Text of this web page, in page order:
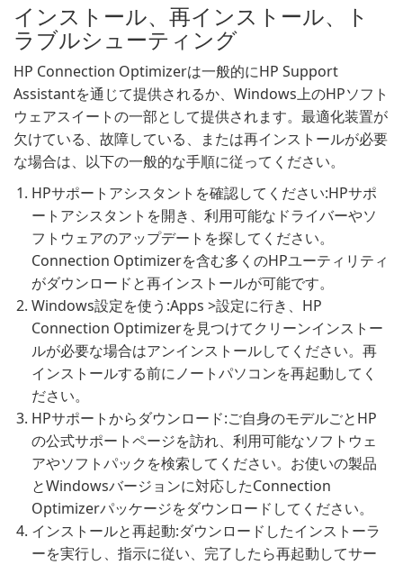
インストール、再インストール、ト
ラブルシューティング
HP Connection Optimizerは一般的にHP Support
Assistantを通じて提供されるか、Windows上のHPソフト
ウェアスイートの一部として提供されます。最適化装置が
欠けている、故障している、または再インストールが必要
な場合は、以下の一般的な手順に従ってください。
HPサポートアシスタントを確認してください:HPサポ
ートアシスタントを開き、利用可能なドライバーやソ
フトウェアのアップデートを探してください。
Connection Optimizerを含む多くのHPユーティリティ
がダウンロードと再インストールが可能です。
Windows設定を使う:Apps >設定に行き、HP
Connection Optimizerを見つけてクリーンインストー
ルが必要な場合はアンインストールしてください。再
インストールする前にノートパソコンを再起動してく
ださい。
HPサポートからダウンロード:ご自身のモデルごとHP
の公式サポートページを訪れ、利用可能なソフトウェ
アやソフトパックを検索してください。お使いの製品
とWindowsバージョンに対応したConnection
Optimizerパッケージをダウンロードしてください。
インストールと再起動:ダウンロードしたインストーラ
ーを実行し、指示に従い、完了したら再起動してサー